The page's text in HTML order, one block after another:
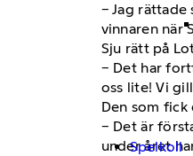
Spelkoll
− Jag
vinnaren när
Sju rätt på
− Det har
oss lite! Vi
Den som
− Det är
under året